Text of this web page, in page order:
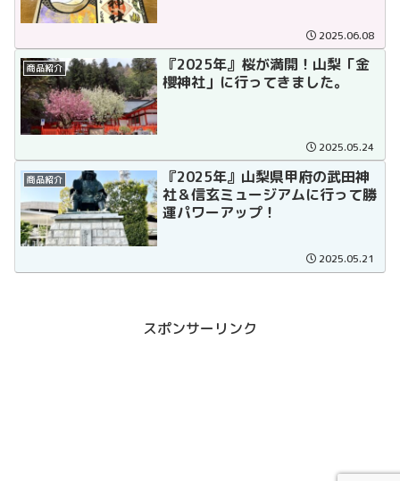
2025.06.08
商品紹介
『2025年』桜が満開！山梨「金
櫻神社」に行ってきました。
2025.05.24
商品紹介
『2025年』山梨県甲府の武田神
社＆信玄ミュージアムに行って勝
運パワーアップ！
2025.05.21
スポンサーリンク